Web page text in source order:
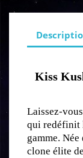
Kiss
Laissez-
qui redéfinit
gamme.
clone élite de